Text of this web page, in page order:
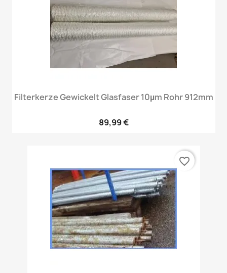
Filterkerze Gewickelt Glasfaser 10µm Rohr 912mm
89,99 €
favorite_border